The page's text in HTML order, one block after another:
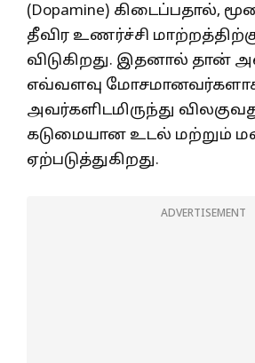
(Dopamine) கிடைப்பதால்,
தீவிர உணர்ச்சி
விடுகிறது. இதனால் தான்
எவ்வளவு மோசமானவர்களாக
அவர்களிடமிருந்து
கடுமையான உடல் மற்றும்
ஏற்படுத்துகிறது.
ADVERTISEMENT